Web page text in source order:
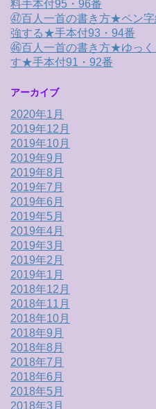
料手本付95・96番
㊼百人一首の書き方★ペン
強する★手本付93・94番
㊻百人一首の書き方★ゆっ
す★手本付91・92番
アーカイブ
2020年1月
2019年12月
2019年10月
2019年9月
2019年8月
2019年7月
2019年6月
2019年5月
2019年4月
2019年3月
2019年2月
2019年1月
2018年12月
2018年11月
2018年10月
2018年9月
2018年8月
2018年7月
2018年6月
2018年5月
2018年3月